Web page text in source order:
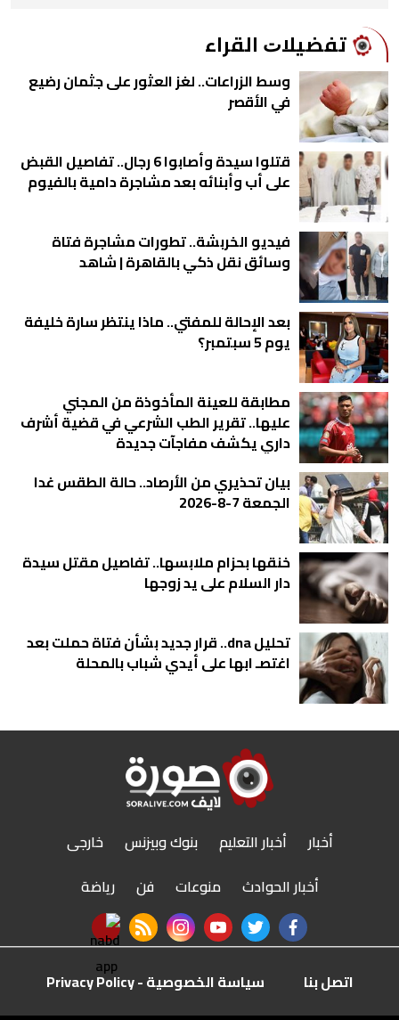
ﺗﻔﻀﻴﻼﺕ اﻟﻘﺮاء
وسط الزراعات.. لغز العثور على جثمان رضيع
في الأقصر
قتلوا سيدة وأصابوا 6 رجال.. تفاصيل القبض
على أب وأبنائه بعد مشاجرة دامية بالفيوم
فيديو الخربشة.. تطورات مشاجرة فتاة
وسائق نقل ذكي بالقاهرة | شاهد
بعد الإحالة للمفتي.. ماذا ينتظر سارة خليفة
يوم 5 سبتمبر؟
مطابقة للعينة المأخوذة من المجني
عليها.. تقرير الطب الشرعي في قضية أشرف
داري يكشف مفاجآت جديدة
بيان تحذيري من الأرصاد.. حالة الطقس غدا
الجمعة 7-8-2026
خنقها بحزام ملابسها.. تفاصيل مقتل سيدة
دار السلام على يد زوجها
تحليل dna.. قرار جديد بشأن فتاة حملت بعد
اغتصـ ابها على أيدي شباب بالمحلة
أخبار أخبار التعليم بنوك وبيزنس
خارجى
أخبار الحوادث
منوعات فن
رياضة
facebook
twitter
youtube
instagram
rss feed
nabd app
اتصل بنا سياسة الخصوصية - Privacy Policy